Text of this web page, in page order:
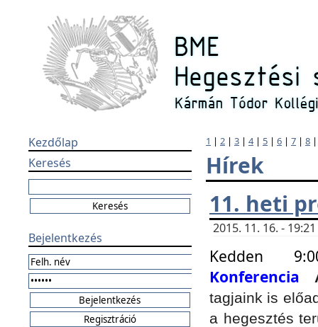
Kezdőlap
Keresés
Bejelentkezés
1 | 2 | 3 | 4| 5 | 6 | 7 | 8
Hírek
11. heti
2015. 11. 16. -
Kedden
Konferencia
tagjaink is
a hegesztés